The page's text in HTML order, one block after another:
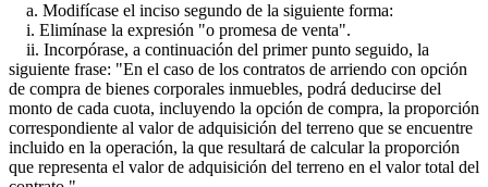
a. Modifícase el inciso segundo de la siguiente forma:
i. Elimínase la expresión "o promesa de venta".
ii. Incorpórase, a continuación del primer punto seguido, la
siguiente frase: "En el caso de los contratos de arriendo con opción
de compra de bienes corporales inmuebles, podrá deducirse del
monto de cada cuota, incluyendo la opción de compra, la proporción
correspondiente al valor de adquisición del terreno que se encuentre
incluido en la operación, la que resultará de calcular la proporción
que representa el valor de adquisición del terreno en el valor total del